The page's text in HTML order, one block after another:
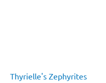
Thyrielle's Zephyrites